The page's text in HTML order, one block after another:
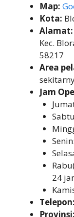
Map:
Kota:
Alamat:
Kec.
58217
Area
Jam
24
Telepon:
Provinsi: